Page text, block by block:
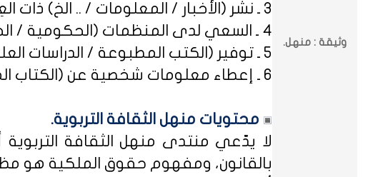
وثيقة : منهل.
3 ـ نشر (الأخبار / المعلومات / .. الخ) ذات العِلاقة بالخلافات (الرسمية / الشخصية) مع المنظمات (الحكومية / الخاصة / .. الخ).
4 ـ السعي لدى المنظمات (الحكومية / الخاصة / .. الخ) بطلب أو متابعة (التوظيف / الدراسة / البلاغات / الشكاوى / .. الخ).
5 ـ توفير (الكتب المطبوعة / الدراسات العلمية / البحوث الإجرائية / أوراق العمل / الوثائق / التشريعات / الملخصات / .. الخ).
6 ـ إعطاء معلومات شخصية عن (الكتاب المشاركين في منهل الثقافة التربوية / المسؤولين في مختلف المنظمات / .. الخ).
محتويات منهل الثقافة التربوية.
لا يدّعي منتدى منهل الثقافة
بالقانون، ومفهوم حقوق الملكية هو